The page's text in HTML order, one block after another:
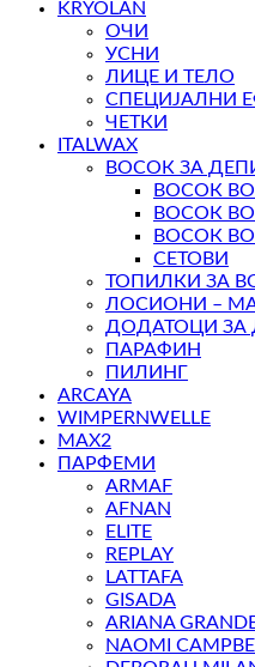
KRYOLAN
ОЧИ
УСНИ
ЛИЦЕ И ТЕЛО
СПЕЦИЈАЛНИ
ЧЕТКИ
ITALWAX
ВОСОК ЗА
ВОСОК
ВОСОК
ВОСОК
СЕТОВИ
ТОПИЛКИ ЗА
ЛОСИОНИ –
ДОДАТОЦИ ЗА
ПАРАФИН
ПИЛИНГ
ARCAYA
WIMPERNWELLE
MAX2
ПАРФЕМИ
ARMAF
AFNAN
ELITE
REPLAY
LATTAFA
GISADA
ARIANA
NAOMI